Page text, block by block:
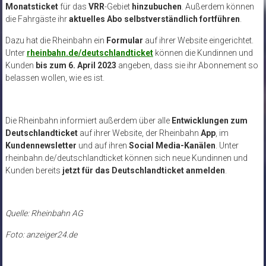
Monatsticketfür das VRR-Gebiet hinzubuchen . Außerdem können
die Fahrgäste ihraktuelles Abo selbstverständlich fortführen
Dazu hat die Rheinbahn ein Formular auf ihrer Website eingerichtet.
Unter rheinbahn.de/deutschlandticketkönnen die Kundinnen und
Kunden bis zum 6. April 2023 angeben, dass sie ihr Abonnement so
belassen wollen, wie es ist.
Die Rheinbahn informiert außerdem über alle Entwicklungen zum
Deutschlandticketauf ihrer Website, der Rheinbahn App, im
Kundennewsletter und auf ihren Social Media-Kanälen . Unter
rheinbahn.de/deutschlandticket können sich neue Kundinnen und
Kunden bereits jetzt für das Deutschlandticket anmelden
Quelle: Rheinbahn AG
Foto: anzeiger24.de